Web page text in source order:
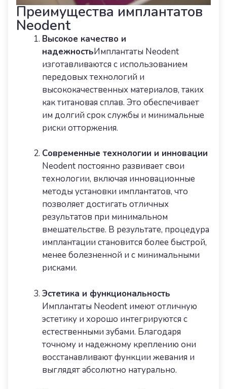
Преимущества имплантатов
Neodent
Высокое качество и
надежностьИмплантаты Neodent
изготавливаются с использованием
передовых технологий и
высококачественных материалов, таких
как титановая сплав. Это обеспечивает
им долгий срок службы и минимальные
риски отторжения.
Современные технологии и инновации
Neodent постоянно развивает свои
технологии, включая инновационные
методы установки имплантатов, что
позволяет достигать отличных
результатов при минимальном
вмешательстве. В результате, процедура
имплантации становится более быстрой,
менее болезненной и с минимальными
рисками.
Эстетика и функциональность
Имплантаты Neodent имеют отличную
эстетику и хорошо интегрируются с
естественными зубами. Благодаря
точному и надежному креплению они
восстанавливают функции жевания и
выглядят абсолютно натурально.